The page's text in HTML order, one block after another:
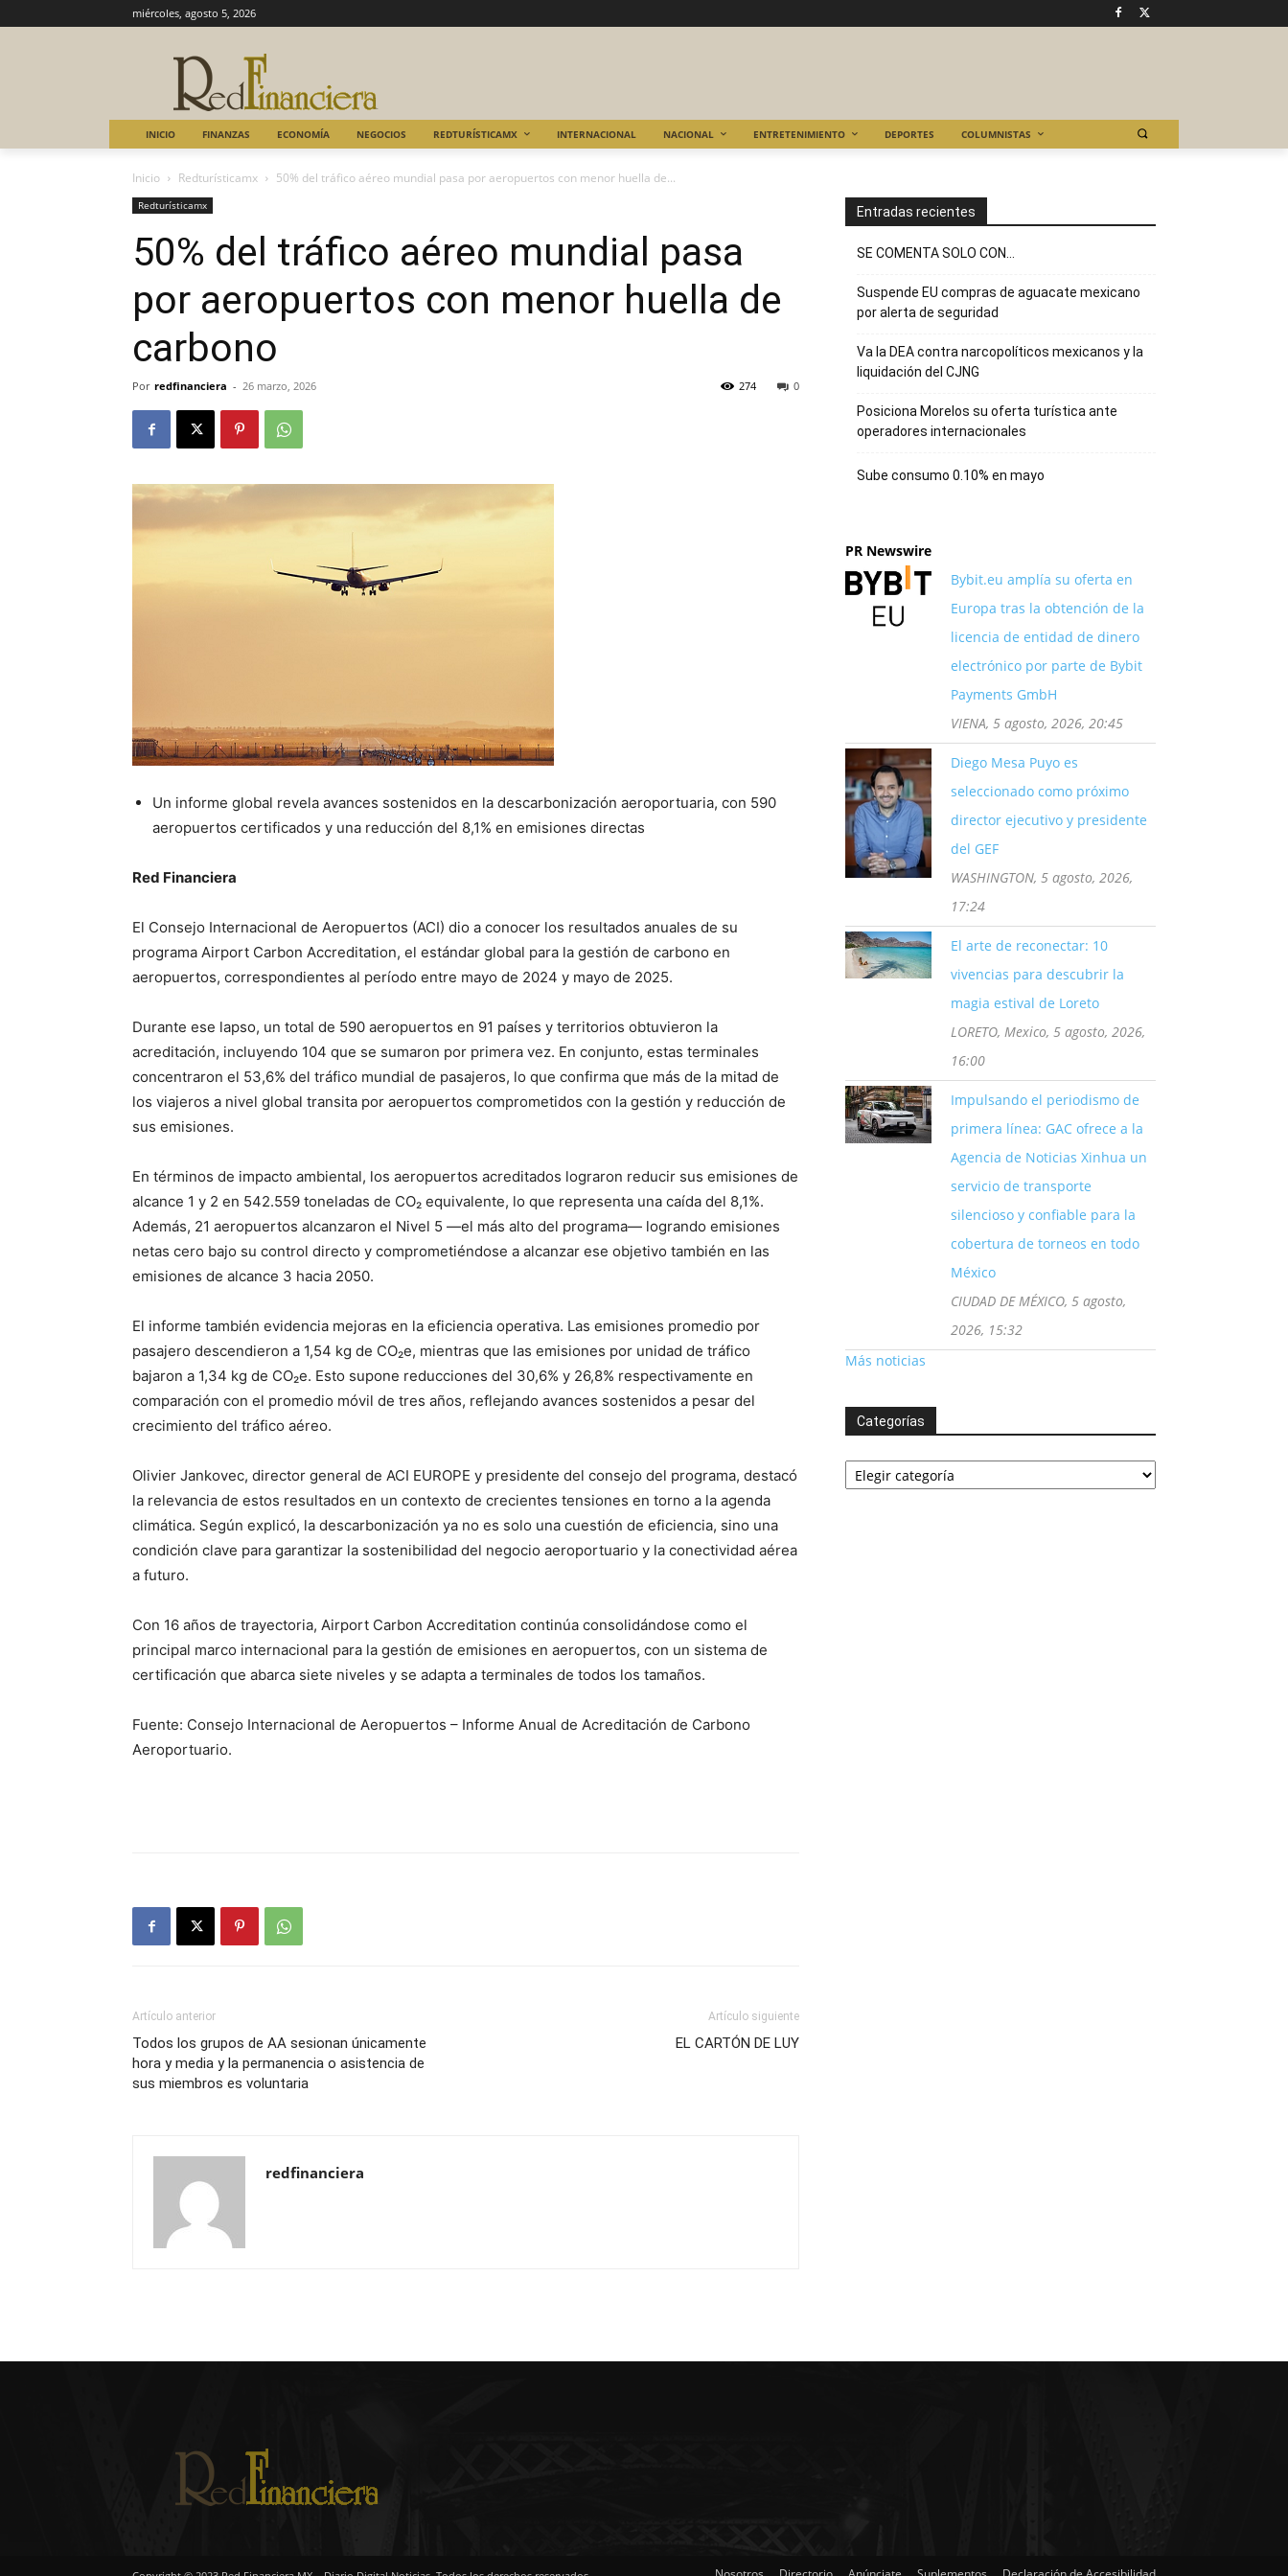
miércoles, agosto 5, 2026
INICIO FINANZAS ECONOMÍA NEGOCIOS REDTURÍSTICAMX INTERNACIONAL NACIONAL ENTRETENIMIENTO DEPORTES COLUMNISTAS
Inicio Redturísticamx 50% del tráfico aéreo mundial pasa por aeropuertos con menor huella de...
Redturísticamx
50% del tráfico aéreo mundial pasa
por aeropuertos con menor huella de
carbono
Por redfinanciera - 26 marzo, 2026 0
274
Un informe global revela avances sostenidos en la descarbonización aeroportuaria, con 590
aeropuertos certificados y una reducción del 8,1% en emisiones directas
Red Financiera
El Consejo Internacional de Aeropuertos (ACI) dio a conocer los resultados anuales de su
programa Airport Carbon Accreditation, el estándar global para la gestión de carbono en
aeropuertos, correspondientes al período entre mayo de 2024 y mayo de 2025.
Durante ese lapso, un total de 590 aeropuertos en 91 países y territorios obtuvieron la
acreditación, incluyendo 104 que se sumaron por primera vez. En conjunto, estas terminales
concentraron el 53,6% del tráfico mundial de pasajeros, lo que confirma que más de la mitad de
los viajeros a nivel global transita por aeropuertos comprometidos con la gestión y reducción de
sus emisiones.
En términos de impacto ambiental, los aeropuertos acreditados lograron reducir sus emisiones de
alcance 1 y 2 en 542.559 toneladas de CO₂ equivalente, lo que representa una caída del 8,1%.
Además, 21 aeropuertos alcanzaron el Nivel 5 —el más alto del programa— logrando emisiones
netas cero bajo su control directo y comprometiéndose a alcanzar ese objetivo también en las
emisiones de alcance 3 hacia 2050.
El informe también evidencia mejoras en la eficiencia operativa. Las emisiones promedio por
pasajero descendieron a 1,54 kg de CO₂e, mientras que las emisiones por unidad de tráfico
bajaron a 1,34 kg de CO₂e. Esto supone reducciones del 30,6% y 26,8% respectivamente en
comparación con el promedio móvil de tres años, reflejando avances sostenidos a pesar del
crecimiento del tráfico aéreo.
Olivier Jankovec, director general de ACI EUROPE y presidente del consejo del programa, destacó
la relevancia de estos resultados en un contexto de crecientes tensiones en torno a la agenda
climática. Según explicó, la descarbonización ya no es solo una cuestión de eficiencia, sino una
condición clave para garantizar la sostenibilidad del negocio aeroportuario y la conectividad aérea
a futuro.
Con 16 años de trayectoria, Airport Carbon Accreditation continúa consolidándose como el
principal marco internacional para la gestión de emisiones en aeropuertos, con un sistema de
certificación que abarca siete niveles y se adapta a terminales de todos los tamaños.
Fuente: Consejo Internacional de Aeropuertos – Informe Anual de Acreditación de Carbono
Aeroportuario.
Artículo anterior
Todos los grupos de AA sesionan únicamente
hora y media y la permanencia o asistencia de
sus miembros es voluntaria
Artículo siguiente
EL CARTÓN DE LUY
redfinanciera
Entradas recientes
SE COMENTA SOLO CON…
Suspende EU compras de aguacate mexicano
por alerta de seguridad
Va la DEA contra narcopolíticos mexicanos y la
liquidación del CJNG
Posiciona Morelos su oferta turística ante
operadores internacionales
Sube consumo 0.10% en mayo
PR Newswire
Bybit.eu amplía su oferta en
Europa tras la obtención de la
licencia de entidad de dinero
electrónico por parte de Bybit
Payments GmbH
VIENA, 5 agosto, 2026, 20:45
Diego Mesa Puyo es
seleccionado como próximo
director ejecutivo y presidente
del GEF
WASHINGTON, 5 agosto, 2026,
17:24
El arte de reconectar: 10
vivencias para descubrir la
magia estival de Loreto
LORETO, Mexico, 5 agosto, 2026,
16:00
Impulsando el periodismo de
primera línea: GAC ofrece a la
Agencia de Noticias Xinhua un
servicio de transporte
silencioso y confiable para la
cobertura de torneos en todo
México
CIUDAD DE MÉXICO, 5 agosto,
2026, 15:32
Más noticias
Categorías
Categorías